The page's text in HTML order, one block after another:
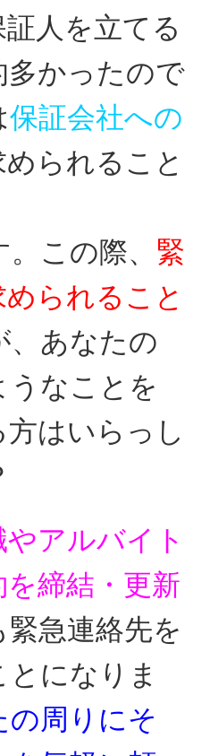
人を立てる
多かったので
保証会社への
められること
この際、 緊
られること
、あなたの
うなことを
方はいらっし
やアルバイト
締結・更新
緊急連絡先を
とになりま
の周りにそ